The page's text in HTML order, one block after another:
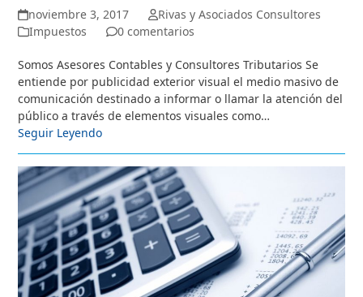
noviembre 3, 2017
Rivas y Asociados Consultores
Impuestos
0 comentarios
Somos Asesores Contables y Consultores Tributarios Se
entiende por publicidad exterior visual el medio masivo de
comunicación destinado a informar o llamar la atención del
público a través de elementos visuales como…
Seguir Leyendo